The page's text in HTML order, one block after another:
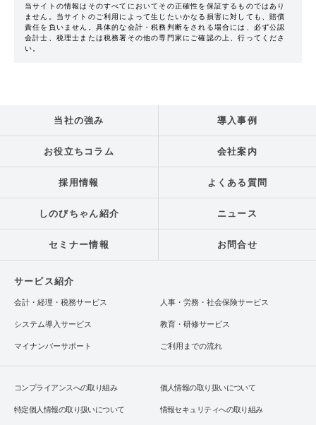
当サイトの情報はそのすべてにおいてその正確性を保証するものではあり
ません。当サイトのご利用によって生じたいかなる損害に対しても、賠償
責任を負いません。具体的な会計・税務判断をされる場合には、必ず公認
会計士、税理士または税務署その他の専門家にご確認の上、行ってくださ
い。
当社の強み 導入事例
お役立ちコラム 会社案内
採用情報 よくある質問
しのびちゃん紹介 ニュース
セミナー情報 お問合せ
サービス紹介
会計・経理・税務サービス 人事・労務・社会保険サービス
システム導入サービス 教育・研修サービス
マイナンバーサポート ご利用までの流れ
コンプライアンスへの取り組み 個人情報の取り扱いについて
特定個人情報の取り扱いについて 情報セキュリティへの取り組み